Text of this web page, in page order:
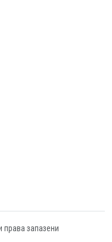
запазени